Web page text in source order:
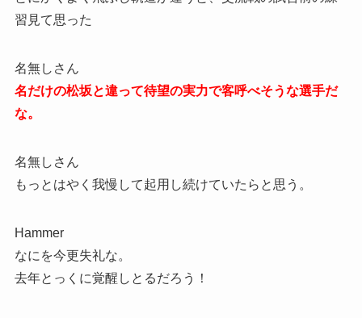
習見て思った
名無しさん
名だけの松坂と違って待望の実力で客呼べそうな選手だ
な。
名無しさん
もっとはやく我慢して起用し続けていたらと思う。
Hammer
なにを今更失礼な。
去年とっくに覚醒しとるだろう！